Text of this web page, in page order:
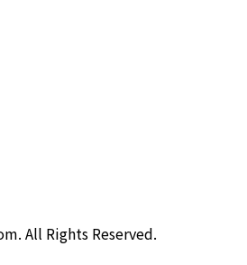
All Rights Reserved.